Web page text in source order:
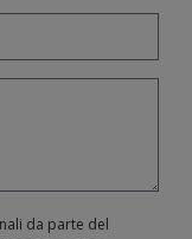
da parte del